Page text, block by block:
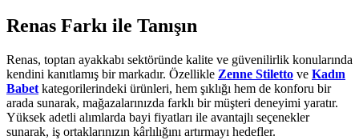
Renas Farkı ile Tanışın
Renas, toptan ayakkabı sektöründe kalite ve güvenilirlik konularında
kendini kanıtlamış bir markadır. Özellikle Zenne Stiletto ve Kadın
Babet kategorilerindeki ürünleri, hem şıklığı hem de konforu bir
arada sunarak, mağazalarınızda farklı bir müşteri deneyimi yaratır.
Yüksek adetli alımlarda bayi fiyatları ile avantajlı seçenekler
sunarak, iş ortaklarınızın kârlılığını artırmayı hedefler.